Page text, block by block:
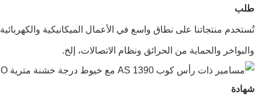
طلب
تُستخدم منتجاتنا على نطاق واسع في الأعمال الميكانيكية
والبواخر والحماية من الحرائق ونظام الاتصالات، إلخ.
شهادة